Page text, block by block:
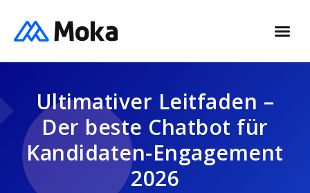
Ultimativer Leitfaden –
Der beste Chatbot für
Kandidaten-Engagement
2026